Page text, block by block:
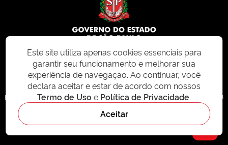
© 2026 CMS.SP.GOV.BR. Todos os direitos reservados.
Este site e todo o seu conteúdo, incluindo textos, imagens e design, são
protegidos por direitos autorais e não podem ser reproduzidos, distribuídos ou
modificados sem permissão expressa. Para mais informações ou para
solicitações de uso, acesse nosso site
Este site utiliza apenas cookies essenciais para
garantir seu funcionamento e melhorar sua
experiência de navegação. Ao continuar, você
declara aceitar e estar de acordo com nossos
Termo de Uso e Política de Privacidade.
Aceitar